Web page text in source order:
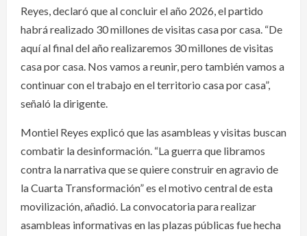
Reyes, declaró que al concluir el año 2026, el partido
habrá realizado 30 millones de visitas casa por casa. “De
aquí al final del año realizaremos 30 millones de visitas
casa por casa. Nos vamos a reunir, pero también vamos a
continuar con el trabajo en el territorio casa por casa”,
señaló la dirigente.
Montiel Reyes explicó que las asambleas y visitas buscan
combatir la desinformación. “La guerra que libramos
contra la narrativa que se quiere construir en agravio de
la Cuarta Transformación” es el motivo central de esta
movilización, añadió. La convocatoria para realizar
asambleas informativas en las plazas públicas fue hecha